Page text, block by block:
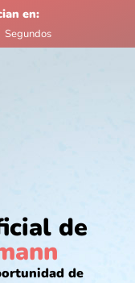
en:
Segundos
de
de